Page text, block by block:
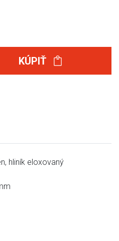
KÚPIŤ
hliník eloxovaný